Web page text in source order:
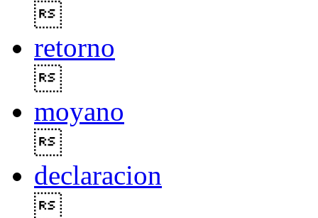
retorno
moyano
declaracion